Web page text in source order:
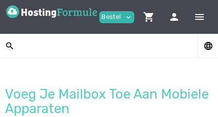
Bestel expand_more shopping_cart person menu
search language
Voeg Je Mailbox Toe Aan Mobiele
Apparaten